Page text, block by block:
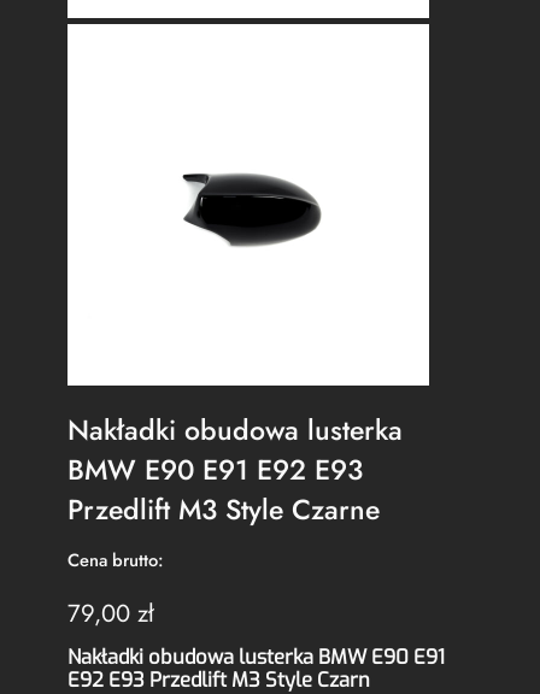
Nakładki obudowa lusterka
BMW E90 E91 E92 E93
Przedlift M3 Style Czarne
Cena brutto:
79,00 zł
Nakładki obudowa lusterka BMW E90 E91
E92 E93 Przedlift M3 Style Czarn